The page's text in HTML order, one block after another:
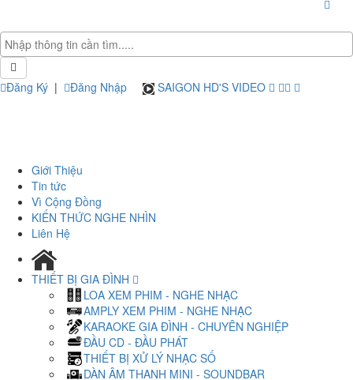
Đăng Ký | Đăng Nhập SAIGON HD'S VIDEO
Giới Thiệu
Tin tức
Vì Cộng Đồng
KIẾN THỨC NGHE NHÌN
Liên Hệ
THIẾT BỊ GIA ĐÌNH
LOA XEM PHIM - NGHE NHẠC
AMPLY XEM PHIM - NGHE NHẠC
KARAOKE GIA ĐÌNH - CHUYÊN NGHIỆP
ĐẦU CD - ĐẦU PHÁT
THIẾT BỊ XỬ LÝ NHẠC SỐ
DÀN ÂM THANH MINI - SOUNDBAR